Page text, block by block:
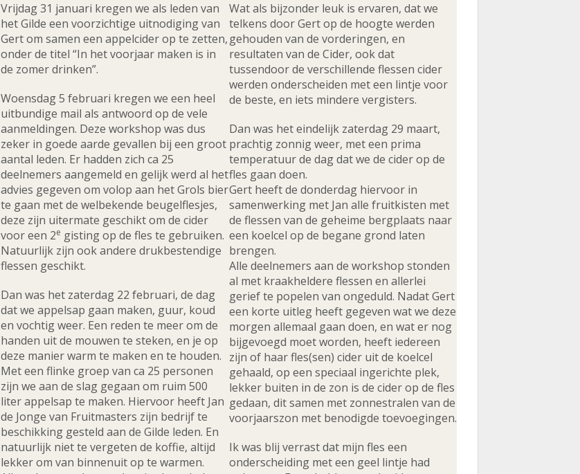
Vrijdag 31 januari kregen we als leden van
het Gilde een voorzichtige uitnodiging van
Gert om samen een appelcider op te zetten,
onder de titel “In het voorjaar maken is in
de zomer drinken”.
Woensdag 5 februari kregen we een heel
uitbundige mail als antwoord op de vele
aanmeldingen. Deze workshop was dus
zeker in goede aarde gevallen bij een groot
aantal leden. Er hadden zich ca 25
deelnemers aangemeld en gelijk werd al het
advies gegeven om volop aan het Grols bier
te gaan met de welbekende beugelflesjes,
deze zijn uitermate geschikt om de cider
voor een 2e gisting op de fles te gebruiken.
Natuurlijk zijn ook andere drukbestendige
flessen geschikt.
Dan was het zaterdag 22 februari, de dag
dat we appelsap gaan maken, guur, koud
en vochtig weer. Een reden te meer om de
handen uit de mouwen te steken, en je op
deze manier warm te maken en te houden.
Met een flinke groep van ca 25 personen
zijn we aan de slag gegaan om ruim 500
liter appelsap te maken. Hiervoor heeft Jan
de Jonge van Fruitmasters zijn bedrijf te
beschikking gesteld aan de Gilde leden. En
natuurlijk niet te vergeten de koffie, altijd
lekker om van binnenuit op te warmen.
Wat als bijzonder leuk is ervaren, dat we
telkens door Gert op de hoogte werden
gehouden van de vorderingen, en
resultaten van de Cider, ook dat
tussendoor de verschillende flessen cider
werden onderscheiden met een lintje voor
de beste, en iets mindere vergisters.
Dan was het eindelijk zaterdag 29 maart,
prachtig zonnig weer, met een prima
temperatuur de dag dat we de cider op de
fles gaan doen.
Gert heeft de donderdag hiervoor in
samenwerking met Jan alle fruitkisten met
de flessen van de geheime bergplaats naar
een koelcel op de begane grond laten
brengen.
Alle deelnemers aan de workshop stonden
al met kraakheldere flessen en allerlei
gerief te popelen van ongeduld. Nadat Gert
een korte uitleg heeft gegeven wat we deze
morgen allemaal gaan doen, en wat er nog
bijgevoegd moet worden, heeft iedereen
zijn of haar fles(sen) cider uit de koelcel
gehaald, op een speciaal ingerichte plek,
lekker buiten in de zon is de cider op de fles
gedaan, dit samen met zonnestralen van de
voorjaarszon met benodigde toevoegingen.
Ik was blij verrast dat mijn fles een
onderscheiding met een geel lintje had